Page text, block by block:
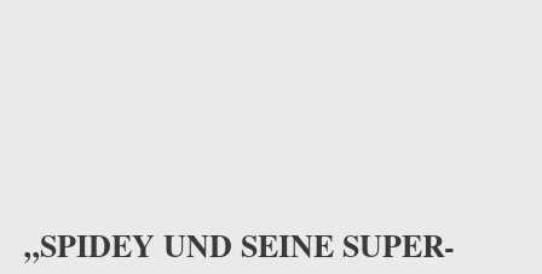
„SPIDEY UND SEINE SUPER-